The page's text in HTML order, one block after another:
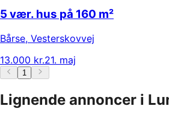
5 vær. hus på 160 m²
Bårse, Vesterskovvej
13.000 kr.21. maj
1
Lignende annoncer i